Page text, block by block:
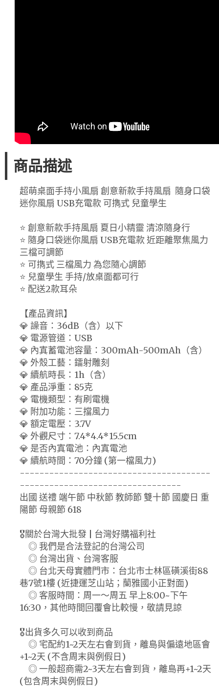
商品描述
超萌桌面手持小風扇 創意新款手持風扇 隨身口袋
迷你風扇 USB充電款 可擕式 兒童學生
⭐ 創意新款手持風扇 夏日小精靈 清涼隨身行
⭐ 隨身口袋迷你風扇 USB充電款 近距離聚焦風力
三檔可調節
⭐ 可擕式 三檔風力 為您隨心調節
⭐ 兒童學生 手持/放桌面都可行
⭐ 配送2款耳朵
【產品資訊】
💎 譟音：36dB（含）以下
💎 電源管道：USB
💎 內寘蓄電池容量：300mAh-500mAh（含）
💎 外殼工藝：鐳射雕刻
💎 續航時長：1h（含）
💎 產品淨重：85克
💎 電機類型：有刷電機
💎 附加功能：三擋風力
💎 額定電壓：3.7V
💎 外觀尺寸：7.4*4.4*15.5cm
💎 是否內寘電池：內寘電池
💎 續航時間：70分鐘 (第一檔風力)
---------------------------------------
---------------------------------
出國 送禮 端午節 中秋節 教師節 雙十節 國慶日 重
陽節 母親節 618
🎖️關於台灣大批發 | 台灣好購福利社
◎ 我們是合法登記的台灣公司
◎ 台灣出貨、台灣客服
◎ 台北天母實體門市：台北市士林區磺溪街88
巷7號1樓 (近捷運芝山站；蘭雅國小正對面)
◎ 客服時間：周一～周五 早上8:00~下午
16:30，其他時間回覆會比較慢，敬請見諒
🎖️出貨多久可以收到商品
◎ 宅配約1~2天左右會到貨，離島與偏遠地區會
+1~2天 (不含周末與例假日)
◎ 一般超商需2~3天左右會到貨，離島再+1~2天
(包含周末與例假日)